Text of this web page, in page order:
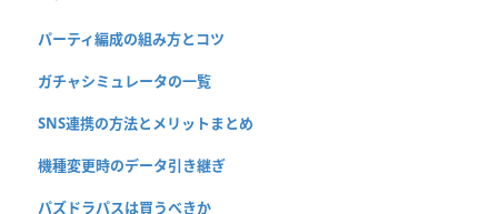
パーティ編成の組み方とコツ
ガチャシミュレータの一覧
SNS連携の方法とメリットまとめ
機種変更時のデータ引き継ぎ
パズドラパスは買うべきか